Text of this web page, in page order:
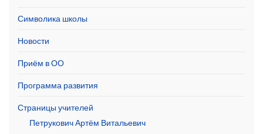
Символика школы
Новости
Приём в ОО
Программа развития
Страницы учителей
Петрукович Артём Витальевич